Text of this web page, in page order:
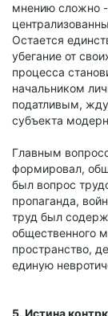
мнению сложно
Остается
убегание от
процесса
начальником
податливым,
субъекта
Главным
формировал,
был вопрос
пропаганда,
труд был
общественного
пространство,
единую